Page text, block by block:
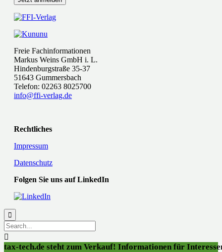
Freie Fachinformationen
Markus Weins GmbH i. L.
Hindenburgstraße 35-37
51643 Gummersbach
Telefon: 02263 8025700
info@ffi-verlag.de
Rechtliches
Impressum
Datenschutz
Folgen Sie uns auf LinkedIn


tax-tech.de steht zum Verkauf! Informationen für